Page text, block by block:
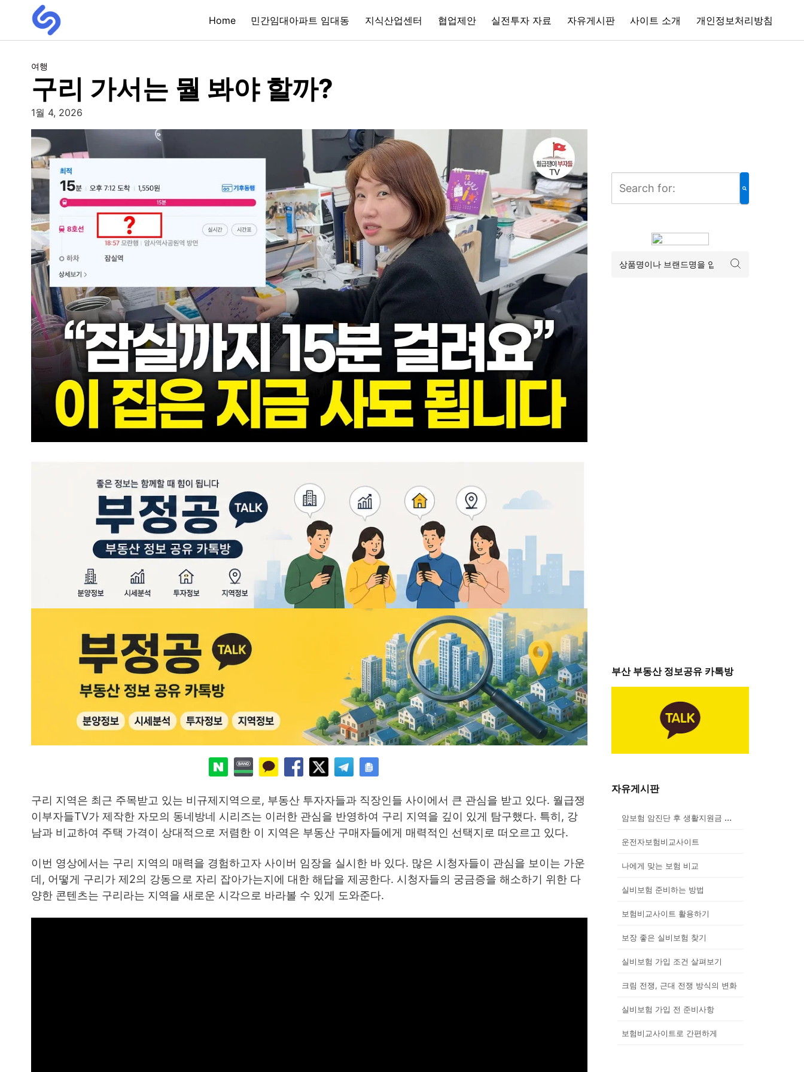
Home 민간임대아파트 임대동 지식산업센터 협업제안 실전투자 자료 자유게시판 사이트 소개 개인정보처리방침
여행
구리 가서는 뭘 봐야 할까?
1월 4, 2026
구리 지역은 최근 주목받고 있는 비규제지역으로, 부동산 투자자들과 직장인들 사이에서 큰 관심을 받고 있다. 월급쟁
이부자들TV가 제작한 자모의 동네방네 시리즈는 이러한 관심을 반영하여 구리 지역을 깊이 있게 탐구했다. 특히, 강
남과 비교하여 주택 가격이 상대적으로 저렴한 이 지역은 부동산 구매자들에게 매력적인 선택지로 떠오르고 있다.
이번 영상에서는 구리 지역의 매력을 경험하고자 사이버 임장을 실시한 바 있다. 많은 시청자들이 관심을 보이는 가운
데, 어떻게 구리가 제2의 강동으로 자리 잡아가는지에 대한 해답을 제공한다. 시청자들의 궁금증을 해소하기 위한 다
양한 콘텐츠는 구리라는 지역을 새로운 시각으로 바라볼 수 있게 도와준다.
부산 부동산 정보공유 카톡방
자유게시판
암보험 암진단 후 생활지원금 지급기간
운전자보험비교사이트
나에게 맞는 보험 비교
실비보험 준비하는 방법
보험비교사이트 활용하기
보장 좋은 실비보험 찾기
실비보험 가입 조건 살펴보기
크림 전쟁, 근대 전쟁 방식의 변화
실비보험 가입 전 준비사항
보험비교사이트로 간편하게